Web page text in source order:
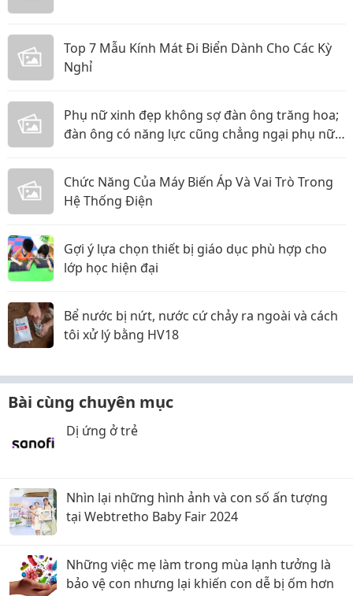
Top 7 Mẫu Kính Mát Đi Biển Dành Cho Các Kỳ
Nghỉ
Phụ nữ xinh đẹp không sợ đàn ông trăng hoa;
đàn ông có năng lực cũng chẳng ngại phụ nữ
Chức Năng Của Máy Biến Áp Và Vai Trò Trong
Hệ Thống Điện
Gợi ý lựa chọn thiết bị giáo dục phù hợp cho
lớp học hiện đại
Bể nước bị nứt, nước cứ chảy ra ngoài và cách
tôi xử lý bằng HV18
Bài cùng chuyên mục
Dị ứng ở trẻ
Nhìn lại những hình ảnh và con số ấn tượng
tại Webtretho Baby Fair 2024
Những việc mẹ làm trong mùa lạnh tưởng là
bảo vệ con nhưng lại khiến con dễ bị ốm hơn